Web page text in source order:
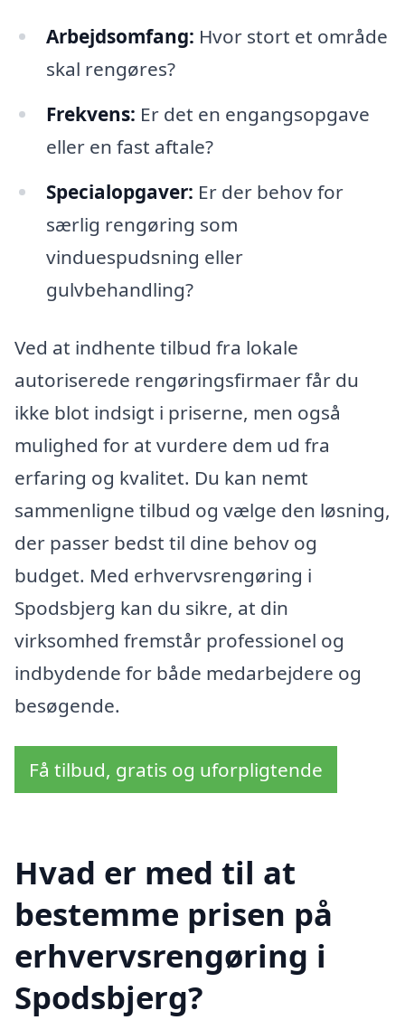
Arbejdsomfang: Hvor stort et område
skal rengøres?
Frekvens: Er det en engangsopgave
eller en fast aftale?
Specialopgaver: Er der behov for
særlig rengøring som
vinduespudsning eller
gulvbehandling?
Ved at indhente tilbud fra lokale
autoriserede rengøringsfirmaer får du
ikke blot indsigt i priserne, men også
mulighed for at vurdere dem ud fra
erfaring og kvalitet. Du kan nemt
sammenligne tilbud og vælge den løsning,
der passer bedst til dine behov og
budget. Med erhvervsrengøring i
Spodsbjerg kan du sikre, at din
virksomhed fremstår professionel og
indbydende for både medarbejdere og
besøgende.
Få tilbud, gratis og uforpligtende
Hvad er med til at
bestemme prisen på
erhvervsrengøring i
Spodsbjerg?